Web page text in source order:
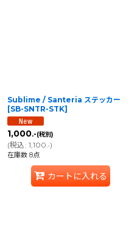
Sublime / Santeria ステッカー
[SB-SNTR-STK]
1,000.-(税別)
(税込: 1,100.-)
在庫数 8点
カートに入れる